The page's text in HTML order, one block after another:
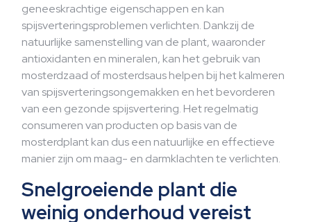
geneeskrachtige eigenschappen en kan
spijsverteringsproblemen verlichten. Dankzij de
natuurlijke samenstelling van de plant, waaronder
antioxidanten en mineralen, kan het gebruik van
mosterdzaad of mosterdsaus helpen bij het kalmeren
van spijsverteringsongemakken en het bevorderen
van een gezonde spijsvertering. Het regelmatig
consumeren van producten op basis van de
mosterdplant kan dus een natuurlijke en effectieve
manier zijn om maag- en darmklachten te verlichten.
Snelgroeiende plant die
weinig onderhoud vereist